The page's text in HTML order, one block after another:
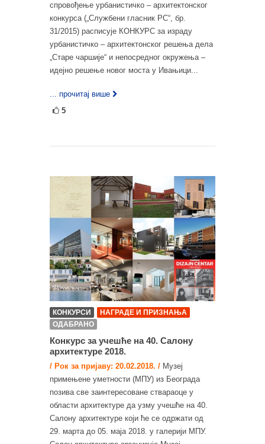
спровођење урбанистичко – архитектонског
конкурса („Службени гласник РС“, бр.
31/2015) расписује КОНКУРС за израду
урбанистичко – архитектонског решења дела
„Старе чаршије“ и непосредног окружења –
идејно решење новог моста у Ивањици...
... прочитај више
5
КОНКУРСИ
НАГРАДЕ И ПРИЗНАЊА
ОДАБРАНО
Конкурс за учешће на 40. Салону
архитектуре 2018.
/ Рок за пријаву: 20.02.2018. / Музеј
примењене уметности (МПУ) из Београда
позива све заинтересоване ствараоце у
области архитектуре да узму учешће на 40.
Салону архитектуре који ће се одржати од
29. марта до 05. маја 2018. у галерији МПУ.